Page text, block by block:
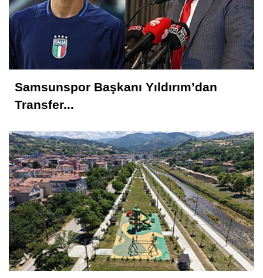
Metin ATLI
Samsun'a Gelirken Ayakları Titreyecek
Kavranoğlu
Kirli Şehir ve Caddeler!...
Hüseyin KURT
Atatürk'ün Adıyla, Üniter Devletin
Temelleriyle Oynanamaz
Feyzullah Akçay ANIL
Yolun Raconu!...
Samsunspor Başkanı Yıldırım’dan
Transfer...